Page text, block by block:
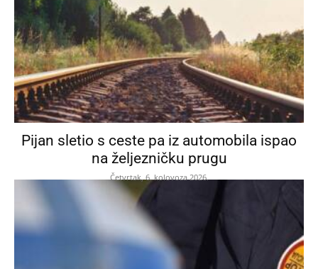
Pijan sletio s ceste pa iz automobila ispao
na željezničku prugu
Četvrtak, 6. kolovoza 2026.